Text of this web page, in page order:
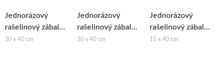
Jednorázový
rašelinový zábal
Premium II, 10ks
30 x 40 cm
Jednorázový
rašelinový zábal
Klasik II, 10ks
30 x 40 cm
Jednorázový
rašelinový zábal
Klasik I, 20ks
15 x 40 cm